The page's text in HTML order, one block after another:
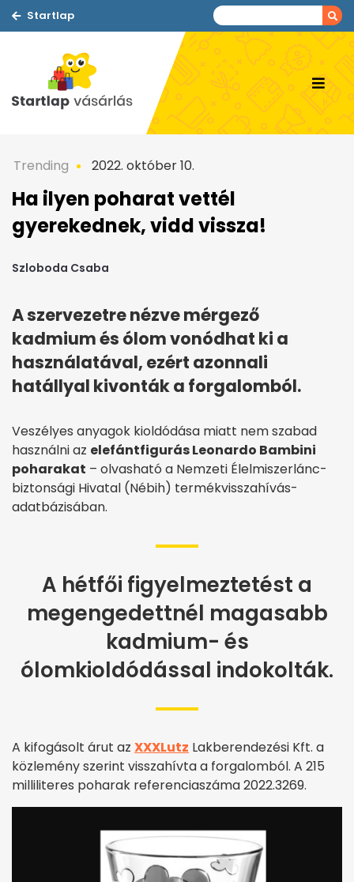
Startlap
Trending 2022. október 10.
Ha ilyen poharat vettél
gyerekednek, vidd vissza!
Szloboda Csaba
A szervezetre nézve mérgező
kadmium és ólom vonódhat ki a
használatával, ezért azonnali
hatállyal kivonták a forgalomból.
Veszélyes anyagok kioldódása miatt nem szabad
használni az elefántfigurás Leonardo Bambini
poharakat – olvasható a Nemzeti Élelmiszerlánc-
biztonsági Hivatal (Nébih) termékvisszahívás-
adatbázisában.
A hétfői figyelmeztetést a
megengedettnél magasabb
kadmium- és
ólomkioldódással indokolták.
A kifogásolt árut az XXXLutz Lakberendezési Kft. a
közlemény szerint visszahívta a forgalomból. A 215
milliliteres poharak referenciaszáma 2022.3269.